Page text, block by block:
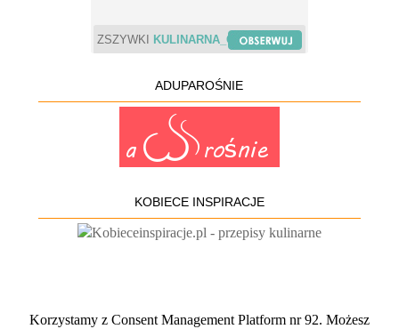
ZSZYWKI KULINARNA_CHWILA
ADUPAROŚNIE
KOBIECE INSPIRACJE
Korzystamy z Consent Management Platform nr 92. Możesz